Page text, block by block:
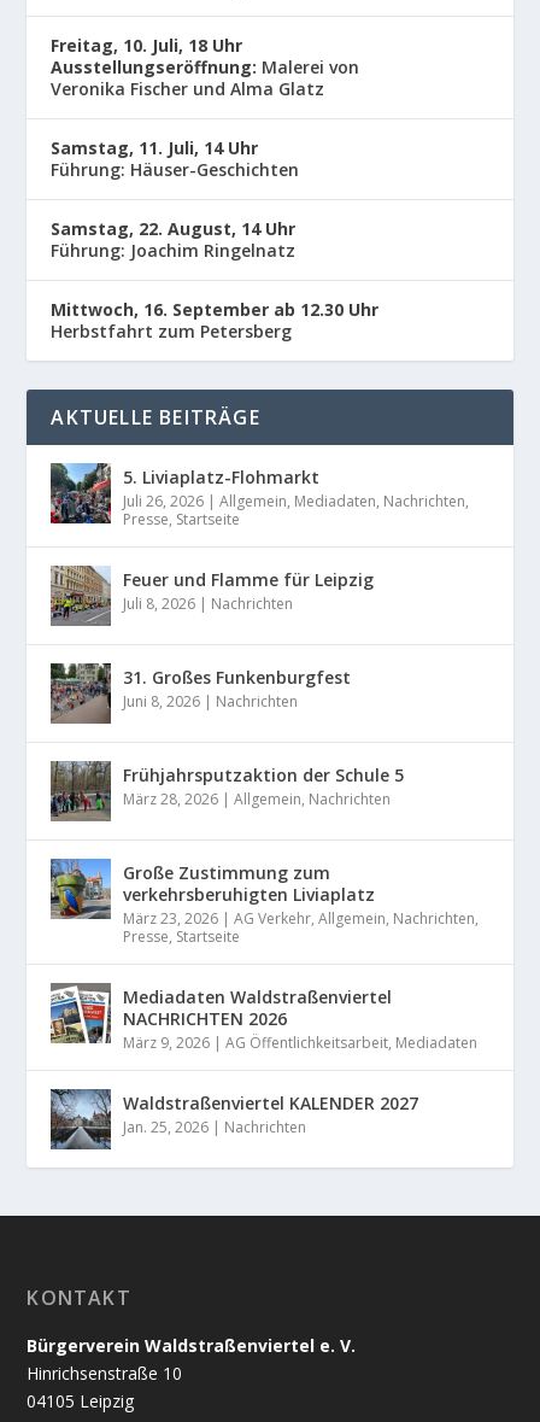
Freitag, 10. Juli, 18 Uhr
Ausstellungseröffnung: Malerei von
Veronika Fischer und Alma Glatz
Samstag, 11. Juli, 14 Uhr
Führung: Häuser-Geschichten
Samstag, 22. August, 14 Uhr
Führung: Joachim Ringelnatz
Mittwoch, 16. September ab 12.30 Uhr
Herbstfahrt zum Petersberg
AKTUELLE BEITRÄGE
5. Liviaplatz-Flohmarkt
Juli 26, 2026 |Allgemein, Mediadaten, Nachrichten,
Presse, Startseite
Feuer und Flamme für Leipzig
Juli 8, 2026 | Nachrichten
31. Großes Funkenburgfest
Juni 8, 2026 | Nachrichten
Frühjahrsputzaktion der Schule 5
März 28, 2026 |Allgemein, Nachrichten
Große Zustimmung zum
verkehrsberuhigten Liviaplatz
März 23, 2026 |AG Verkehr,Allgemein, Nachrichten,
Presse, Startseite
Mediadaten Waldstraßenviertel
NACHRICHTEN 2026
März 9, 2026 |AG Öffentlichkeitsarbeit, Mediadaten
Waldstraßenviertel KALENDER 2027
Jan. 25, 2026 | Nachrichten
KONTAKT
Bürgerverein Waldstraßenviertel e. V.
Hinrichsenstraße 10
04105 Leipzig